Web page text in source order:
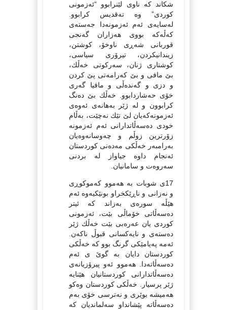
شكاند كه‌ ناوی لێنرابوو “ئه‌زمونی
كوردی” وه‌ ته‌قدیس كرابوو.
له‌سایه‌ی ئه‌م ئه‌زمونه‌دا جه‌سته‌ی
كه‌ڵه‌كه‌ بووی هه‌زاران گه‌نجی
قوربانی شه‌ڕی ناوخۆ، كوشتن،
زیندانیكردن، تیرۆری سیاسی،
كوشتاری ژنان، سه‌ركوتی خه‌ڵك،
بێ مافی و بێ كه‌رامه‌تی پێ كردن
و دزی و گه‌نده‌ڵی و مافیا گه‌ری
خۆی حه‌شاردابوو. خه‌ڵك بێ ده‌نگ
كرابوون و له‌ ژێر به‌هانه‌ی ئه‌وه‌ی
ئه‌زمونه‌كه‌یان لێ تێك نه‌چێت، به‌ڵام
خودی ده‌سه‌ڵاتدارانی ئه‌م‌ ئه‌زمونه‌
زۆرترین زوڵم و چه‌وسانه‌وه‌یان
به‌رامبه‌ر خه‌ڵكی مه‌ده‌نی كوردستان
ئه‌نجام داوه‌ جیاواز له‌ بردنی
سه‌روه‌ت و سامانیان.
17ی شوبات به‌ هه‌موو كه‌موكوڕی
و نه‌زانی و ناڕێكخراو بونێكیه‌وه‌ ئه‌م
هێڵه‌ سوره‌ی به‌زاند كه‌ ئیتر
ده‌سه‌ڵاتی خۆماڵی بێت، ئه‌زمونی
كوردی یان عه‌ره‌بی بێت خه‌ڵك ژێر
ده‌سته‌ی و نایه‌كسانی قبوڵ ناكه‌ن.
ئه‌مه‌ په‌یامێكی گرنگ بوو كه‌ خه‌ڵكی
كوردستان دایان به‌ گوێ ی ئه‌م
ده‌سه‌ڵاته‌دا. هه‌موو ئه‌و پیرۆزیانه‌ی
ده‌سه‌ڵاتدارانی كوردستانیان هێنایه‌
ژێر پرسیار. خه‌ڵكی كوردستان وه‌كو
هه‌میشه‌ بوێری و نه‌ترسی خۆی به‌م
ده‌سه‌ڵاته‌ پێشانداو سه‌لماندیان كه‌